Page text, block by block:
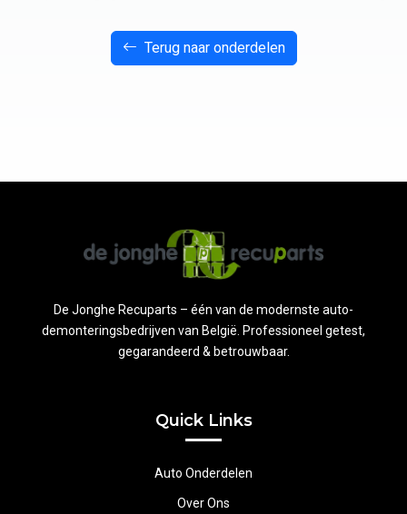
Terug naar onderdelen
De Jonghe Recuparts – één van de modernste auto-
demonteringsbedrijven van België. Professioneel getest,
gegarandeerd & betrouwbaar.
Quick Links
Auto Onderdelen
Over Ons